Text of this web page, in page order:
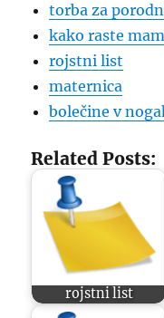
torba za
kako raste
rojstni list
maternica
bolečine v
Related Posts:
rojstni list